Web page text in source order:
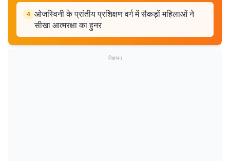
4 ओजस्विनी के प्रांतीय प्रशिक्षण वर्ग में सैकड़ों महिलाओं ने
सीखा आत्मरक्षा का हुनर
विज्ञापन